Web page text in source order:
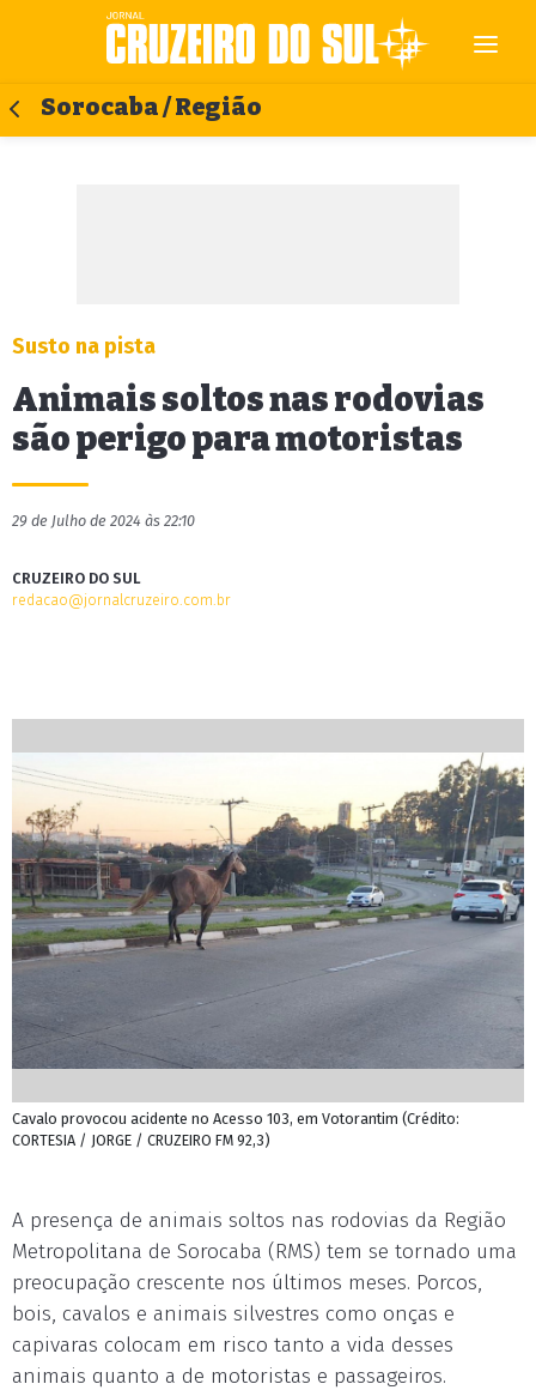
Sorocaba / Região
Susto na pista
Animais soltos nas rodovias
são perigo para motoristas
29 de Julho de 2024 às 22:10
CRUZEIRO DO SUL
redacao@jornalcruzeiro.com.br
Cavalo provocou acidente no Acesso 103, em Votorantim (Crédito:
CORTESIA / JORGE / CRUZEIRO FM 92,3)
A presença de animais soltos nas rodovias da Região
Metropolitana de Sorocaba (RMS) tem se tornado uma
preocupação crescente nos últimos meses. Porcos,
bois, cavalos e animais silvestres como onças e
capivaras colocam em risco tanto a vida desses
animais quanto a de motoristas e passageiros.